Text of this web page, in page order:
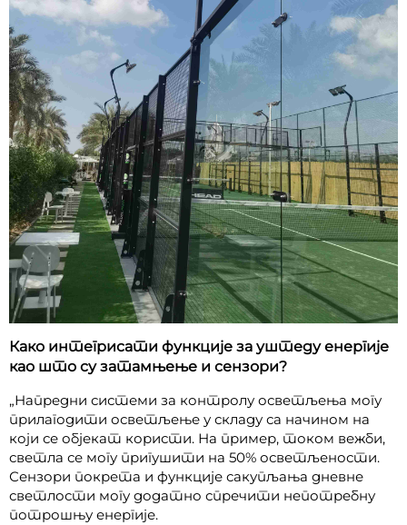
Како интегрисати функције за уштеду енергије
као што су затамњење и сензори?
„Напредни системи за контролу осветљења могу
прилагодити осветљење у складу са начином на
који се објекат користи. На пример, током вежби,
светла се могу пригушити на 50% осветљености.
Сензори покрета и функције сакупљања дневне
светлости могу додатно спречити непотребну
потрошњу енергије.